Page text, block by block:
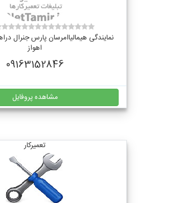
نمایندگی هیمالیاامرسان پارس جنرال
اهواز
09163152846
مشاهده پروفایل
تعمیرکار